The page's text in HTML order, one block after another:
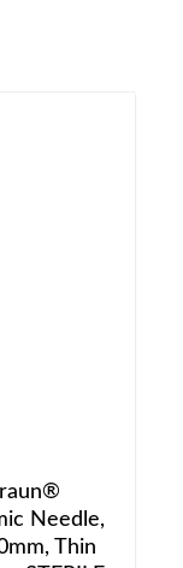
Needle,
Thin